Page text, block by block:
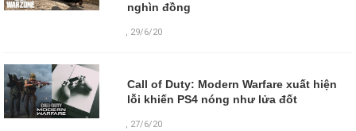
nghìn đồng
, 29/6/20
Call of Duty: Modern Warfare xuất hiện
lỗi khiến PS4 nóng như lửa đốt
, 27/6/20